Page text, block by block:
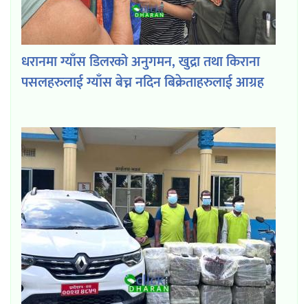
धरानमा ग्याँस डिलरको अनुगमन, खुद्रा तथा किराना
पसलहरुलाई ग्याँस बेच्न नदिन बिक्रेताहरुलाई आग्रह